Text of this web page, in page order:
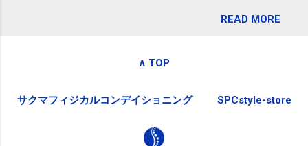
ですが、節税になるほど稼げていない
税務局｜ふるさと納税など個人住民税
SAKUMA(@SPC_Sakuma) - Twilog . To stop receiving
Parkway, Mountain View, CA 94043, United States
READ MORE
∧ TOP
サクマフィジカルコンデイショニング SPCstyle-store